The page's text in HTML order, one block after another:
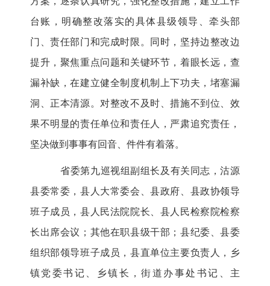
台账，明确整改落实的具体县级领导、牵头部
门、责任部门和完成时限。同时，坚持边整改边
提升，聚焦重点问题和关键环节，着眼长远，查
漏补缺，在建立健全制度机制上下功夫，堵塞漏
洞、正本清源。对整改不及时、措施不到位、效
果不明显的责任单位和责任人，严肃追究责任，
坚决做到事事有回音、件件有着落。
省委第九巡视组副组长及有关同志，沽源
县委常委，县人大常委会、县政府、县政协领导
班子成员，县人民法院院长、县人民检察院检察
长出席会议；其他在职县级干部；县纪委、县委
组织部领导班子成员，县直单位主要负责人，乡
镇党委书记、乡镇长，街道办事处书记、主